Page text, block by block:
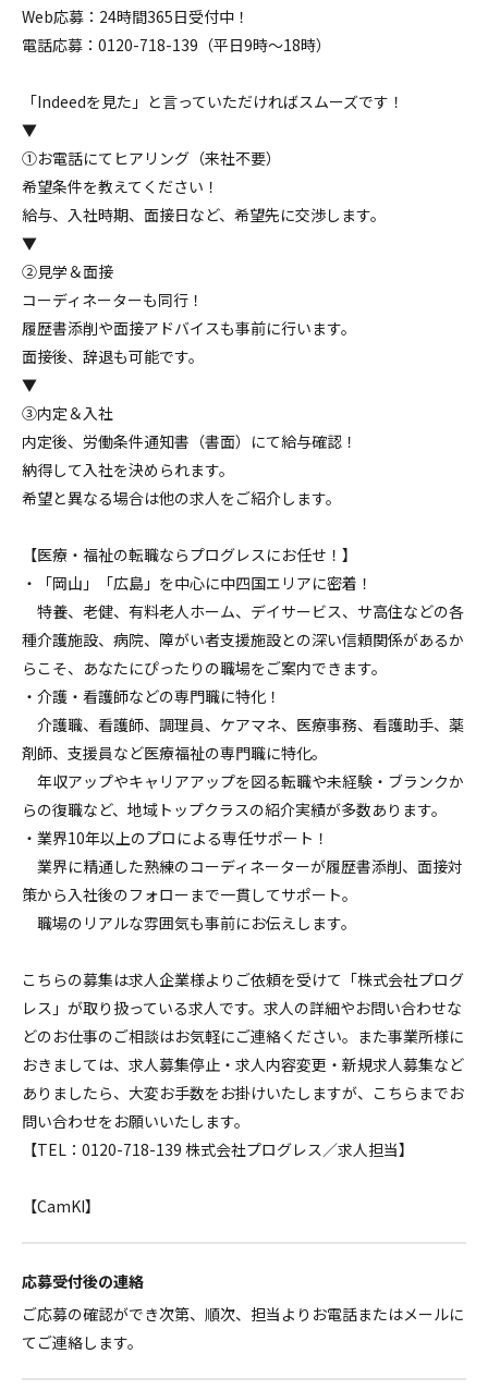
Web応募：24時間365日受付中！
電話応募：0120-718-139（平日9時～18時）
「Indeedを見た」と言っていただければスムーズです！
▼
①お電話にてヒアリング（来社不要）
希望条件を教えてください！
給与、入社時期、面接日など、希望先に交渉します。
▼
②見学＆面接
コーディネーターも同行！
履歴書添削や面接アドバイスも事前に行います。
面接後、辞退も可能です。
▼
③内定＆入社
内定後、労働条件通知書（書面）にて給与確認！
納得して入社を決められます。
希望と異なる場合は他の求人をご紹介します。
【医療・福祉の転職ならプログレスにお任せ！】
・「岡山」「広島」を中心に中四国エリアに密着！
特養、老健、有料老人ホーム、デイサービス、サ高住などの各
種介護施設、病院、障がい者支援施設との深い信頼関係があるか
らこそ、あなたにぴったりの職場をご案内できます。
・介護・看護師などの専門職に特化！
介護職、看護師、調理員、ケアマネ、医療事務、看護助手、薬
剤師、支援員など医療福祉の専門職に特化。
年収アップやキャリアアップを図る転職や未経験・ブランクか
らの復職など、地域トップクラスの紹介実績が多数あります。
・業界10年以上のプロによる専任サポート！
業界に精通した熟練のコーディネーターが履歴書添削、面接対
策から入社後のフォローまで一貫してサポート。
職場のリアルな雰囲気も事前にお伝えします。
こちらの募集は求人企業様よりご依頼を受けて「株式会社プログ
レス」が取り扱っている求人です。求人の詳細やお問い合わせな
どのお仕事のご相談はお気軽にご連絡ください。また事業所様に
おきましては、求人募集停止・求人内容変更・新規求人募集など
ありましたら、大変お手数をお掛けいたしますが、こちらまでお
問い合わせをお願いいたします。
【TEL：0120-718-139 株式会社プログレス／求人担当】
【CamKI】
応募受付後の連絡
ご応募の確認ができ次第、順次、担当よりお電話またはメールに
てご連絡します。